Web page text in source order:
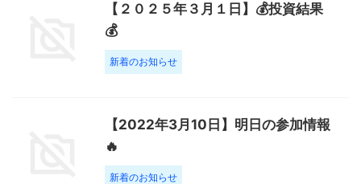
【２０２５年３月１日】💰投資結果
💰
新着のお知らせ
【2022年3月10日】明日の参加情報
🔥
新着のお知らせ